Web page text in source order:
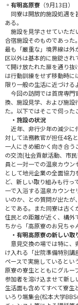
◦有明高原寮 （9月13日）
同寮は開放的施設処遇
ある。
施設を見学させていただ
合宿施設そのものであった
最も「厳重な」境界線は外
区以外は基本的に施錠され
て開け放たれた扉を通り
は行動訓練をせず移動時
限り一般の生活に近づける
今回の訪問では首席専門
換、施設見学、および施設
た。以下ではそこで伺った
・施設の状況
近年、非行少年の減少に
対して法務教官が担任4名
一人にきめ細かく向き合う
の交流(社会貢献活動、市
員と一対一での温泉カウ
として地元企業の全面協
ど、新しい取り組みも行
一で入浴する温泉カウン
いのか、との質問が出た
とである。また同寮は古
住民との距離が近く、構外
ちから「高原寮のお兄ちゃ
・有明高原寮の新しい取
意見交換の場では特に
け入れる「出院準備特別
ペースで実施しているとい
原寮の寮生とともにグルー
参加者を溶け込ませて新し
生活面も含めてすべて寮生
いろり端集会(松本大学